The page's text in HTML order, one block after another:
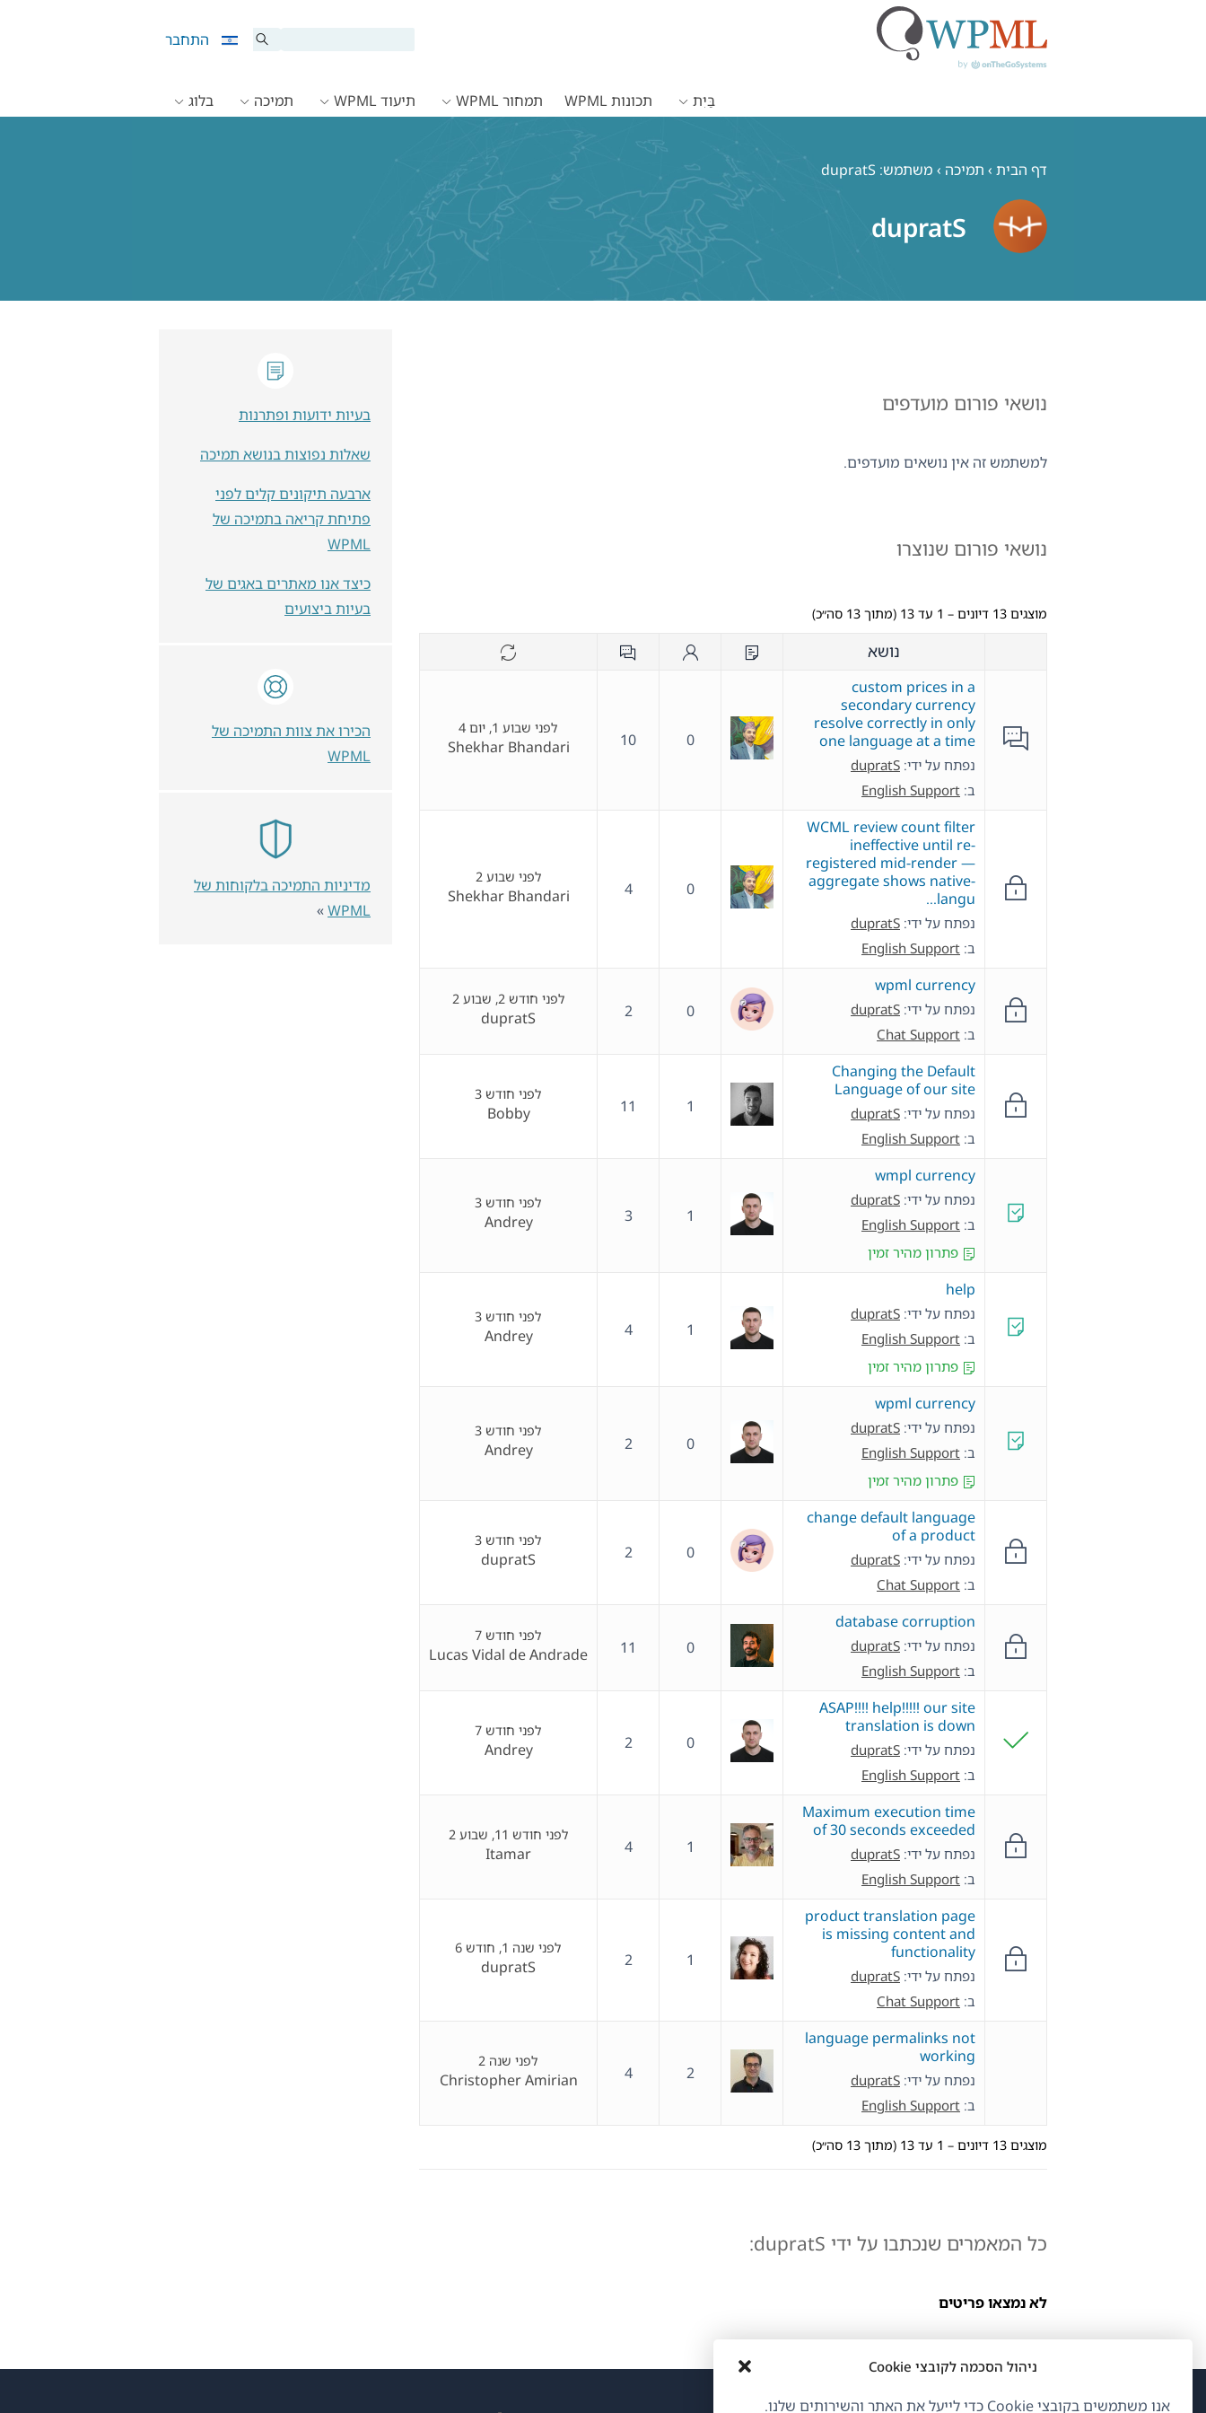
ניהול הסכמה לקובצי Cookie
אנו משתמשים בקובצי Cookie כדי לייעל את האתר והשירותים שלנו.
התחבר
בַּיִת תכונות WPML תמחור WPML תיעוד WPML תמיכה בלוג
דף הבית › תמיכה › משתמש: dupratS
dupratS
נושאי פורום מועדפים
למשתמש זה אין נושאים מועדפים.
נושאי פורום שנוצרו
מוצגים 13 דיונים – 1 עד 13 (מתוך 13 סה״כ)
נושא
custom prices in a
secondary currency
resolve correctly in only
one language at a time
נפתח על ידי: dupratS
ב: English Support
0
10
לפני שבוע 1, יום 4
Shekhar Bhandari
WCML review count filter
ineffective until re-
registered mid-render —
aggregate shows native-
langu…
נפתח על ידי: dupratS
ב: English Support
0
4
לפני שבוע 2
Shekhar Bhandari
wpml currency
נפתח על ידי: dupratS
ב: Chat Support
0
2
לפני חודש 2, שבוע 2
dupratS
Changing the Default
Language of our site
נפתח על ידי: dupratS
ב: English Support
1
11
לפני חודש 3
Bobby
wmpl currency
נפתח על ידי: dupratS
ב: English Support
פתרון מהיר זמין
1
3
לפני חודש 3
Andrey
help
נפתח על ידי: dupratS
ב: English Support
פתרון מהיר זמין
1
4
לפני חודש 3
Andrey
wpml currency
נפתח על ידי: dupratS
ב: English Support
פתרון מהיר זמין
0
2
לפני חודש 3
Andrey
change default language
of a product
נפתח על ידי: dupratS
ב: Chat Support
0
2
לפני חודש 3
dupratS
database corruption
נפתח על ידי: dupratS
ב: English Support
0
11
לפני חודש 7
Lucas Vidal de Andrade
ASAP!!!! help!!!!! our site
translation is down
נפתח על ידי: dupratS
ב: English Support
0
2
לפני חודש 7
Andrey
Maximum execution time
of 30 seconds exceeded
נפתח על ידי: dupratS
ב: English Support
1
4
לפני חודש 11, שבוע 2
Itamar
product translation page
is missing content and
functionality
נפתח על ידי: dupratS
ב: Chat Support
1
2
לפני שנה 1, חודש 6
dupratS
language permalinks not
working
נפתח על ידי: dupratS
ב: English Support
2
4
לפני שנה 2
Christopher Amirian
מוצגים 13 דיונים – 1 עד 13 (מתוך 13 סה״כ)
כל המאמרים שנכתבו על ידי dupratS:
לא נמצאו פריטים
בעיות ידועות ופתרנות
שאלות נפוצות בנושא תמיכה
ארבעה תיקונים קלים לפני
פתיחת קריאה בתמיכה של
WPML
כיצד אנו מאתרים באגים של
בעיות ביצועים
הכירו את צוות התמיכה של
WPML
מדיניות התמיכה בלקוחות של
WPML
»